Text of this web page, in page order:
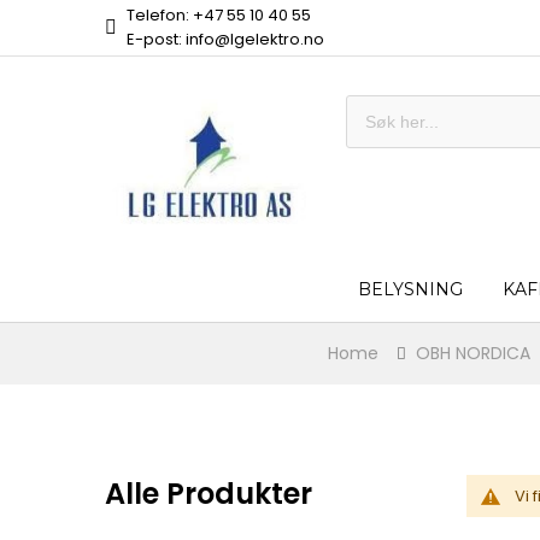
Telefon: +47 55 10 40 55
E-post: info@lgelektro.no
BELYSNING
Home OBH NORDICA
Vi
Alle Produkter